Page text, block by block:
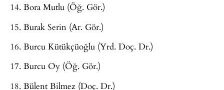
14. Bora Mutlu (Öğ. Gör.)
15. Burak Serin (Ar. Gör.)
16. Burcu Kütükçüoğlu (Yrd. Doç. Dr.)
17. Burcu Oy (Öğ. Gör.)
18. Bülent Bilmez (Doç. Dr.)